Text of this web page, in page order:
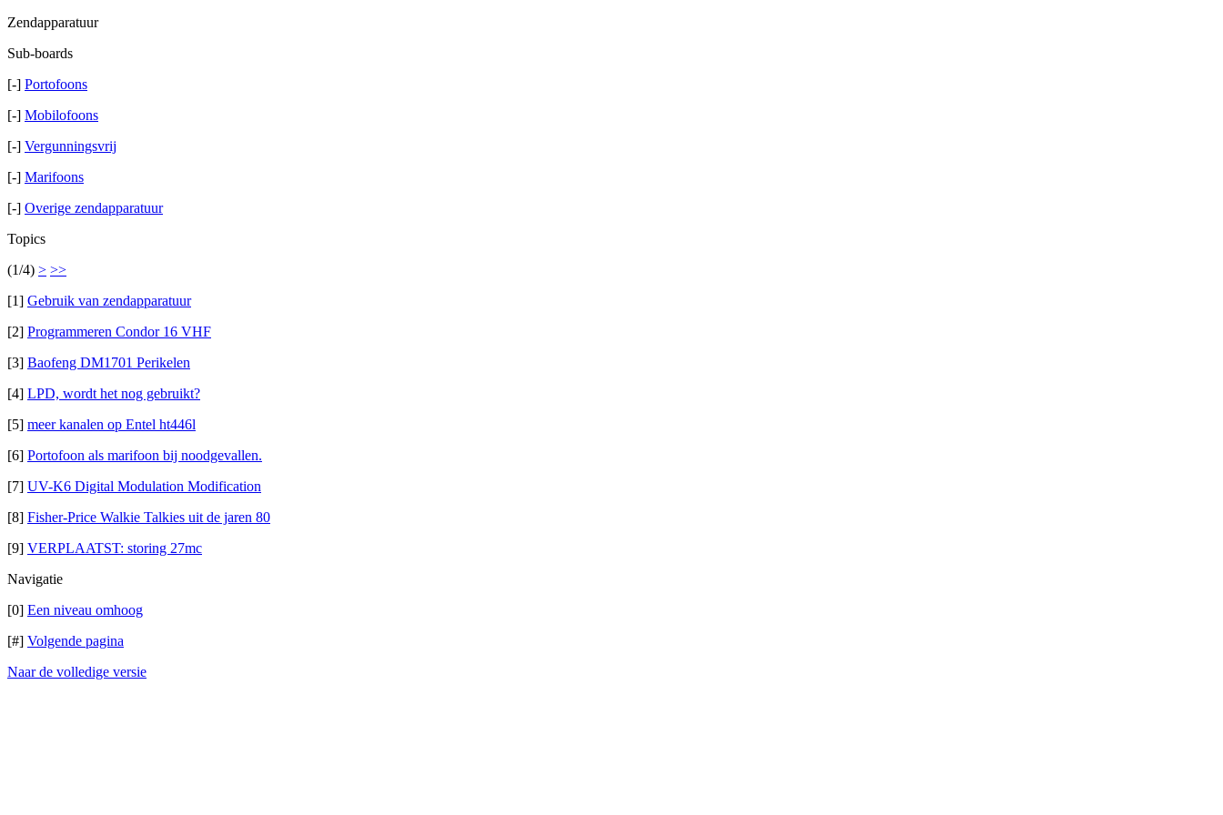
Zendapparatuur
Sub-boards
[-] Portofoons
[-] Mobilofoons
[-] Vergunningsvrij
[-] Marifoons
[-] Overige zendapparatuur
Topics
(1/4) > >>
[1] Gebruik van zendapparatuur
[2] Programmeren Condor 16 VHF
[3] Baofeng DM1701 Perikelen
[4] LPD, wordt het nog gebruikt?
[5] meer kanalen op Entel ht446l
[6] Portofoon als marifoon bij noodgevallen.
[7] UV-K6 Digital Modulation Modification
[8] Fisher-Price Walkie Talkies uit de jaren 80
[9] VERPLAATST: storing 27mc
Navigatie
[0] Een niveau omhoog
[#] Volgende pagina
Naar de volledige versie